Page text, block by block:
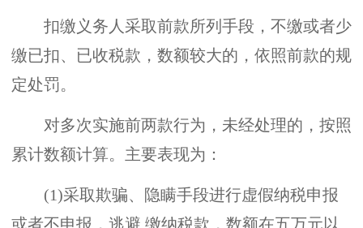
扣缴义务人采取前款所列手段，不缴或者少
缴已扣、已收税款，数额较大的，依照前款的规
定处罚。
对多次实施前两款行为，未经处理的，按照
累计数额计算。主要表现为：
(1)采取欺骗、隐瞒手段进行虚假纳税申报
或者不申报，逃避 缴纳税款，数额在五万元以